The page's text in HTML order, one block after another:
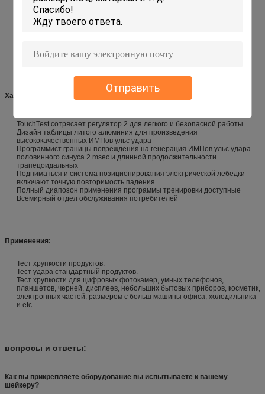
Отправить
Характеристики продукта
TouchTest сотрясает регулятор 2 для легкого и безопасной работы
Дизайн таблицы литого алюминия для произведения
высококачественных ИМПов ульс удара
Программист границы повреждения на генерация ИМПов ульс удара
половинного синуса 2 msec и длинной продолжительности
трапецоидальных
Подниматься и система позиционирования электрической лебедки
включают точную повторимость падения
Полный диапозон применения программы тренировки доступные
Всемирный отдел обслуживания потребителей
Применения:
Тест хрупкости продуктов.
Тест удара стандартный продуктов.
Тест хрупкости для цифровых фотокамер, умных телефонов,
планшетов, черней, дисплеев, небольших бытовых приборов, косметик,
электронных частей, размером с больш машины офиса, холодильника
и etc.
вопросы и ответы:
Как вы прикрепляете оборудование вы испытываете к вашему
шейкеру?